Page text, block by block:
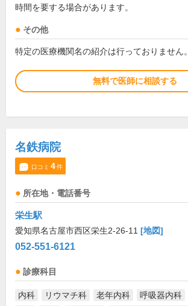
時間を要する場合があります。
その他
特定の医療機関名の紹介は行っておりません。
無料で医師に相談する
名鉄病院
口コミ 4件
所在地・電話番号
栄生駅
愛知県名古屋市西区栄生2-26-11 [地図]
052-551-6121
診療科目
内科 リウマチ科 老年内科 呼吸器内科